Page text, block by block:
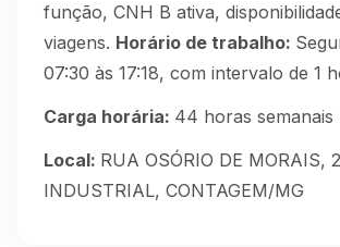
função, CNH B ativa,
viagens. Horário de trabalho:
07:30 às 17:18, com intervalo de 1
Carga horária: 44 horas semanais
Local: RUA OSÓRIO DE MORAIS,
INDUSTRIAL, CONTAGEM/MG